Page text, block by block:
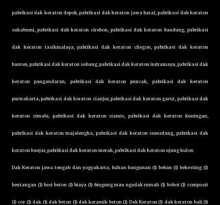
pabrikasi dak keraton depok, pabrikasi dak keraton jawa barat, pabrikasi dak keraton
sukabumi, pabrikasi dak keraton cirebon, pabrikasi dak keraton bandung, pabrikasi
dak keraton tasikmalaya, pabrikasi dak keraton cilegon, pabrikasi dak keraton
banten, pabrikasi dak keraton subang, pabrikasi dak keraton indramayu, pabrikasi dak
keraton pangandaran, pabrikasi dak keraton puncak, pabrikasi dak keraton
purwakarta, pabrikasi dak keraton cianjur, pabrikasi dak keraton garut, pabrikasi dak
keraton cimahi, pabrikasi dak keraton ciamis, pabrikasi dak keraton kuningan,
pabrikasi dak keraton majalengka, pabrikasi dak keraton sumedang, pabrikasi dak
keraton banjar, pabrikasi dak keraton merak, pabrikasi dak keraton ujung kulon
Dak Keraton jawa tengah dan yogyakarta, bahan bangunan (1) beban (1) bekesting (1)
bentangan (1) besi beton (1) biaya (1) bingung mau ngedak rumah (1) bobot (1) composit
(1) cor (1) dak (1) dak beton (1) dak keramik beton (1) Dak Keraton (1) dak keraton bali (1)